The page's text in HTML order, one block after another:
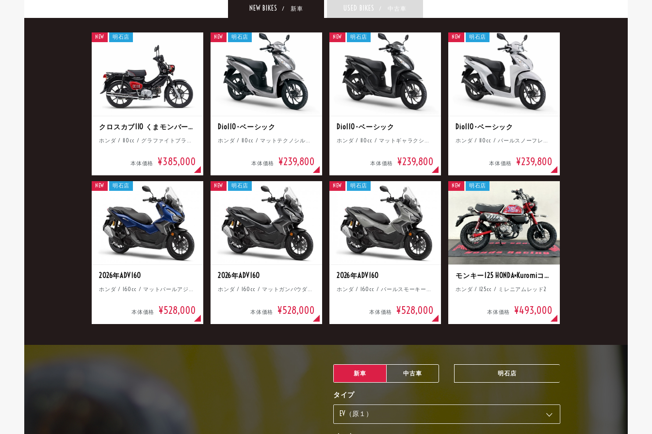
NEW BIKES / 新車 USED BIKES / 中古車
クロスカブ110 くまモンバージョン
ホンダ / 110cc / グラファイトブラック
本体価格 ¥385,000
NEW 明石店
Dio110･ベーシック
ホンダ / 110cc / マットテクノシルバーメタリック
本体価格 ¥239,800
NEW 明石店
Dio110･ベーシック
ホンダ / 110cc / マットギャラクシーブラックメタリック
本体価格 ¥239,800
NEW 明石店
Dio110･ベーシック
ホンダ / 110cc / パールスノーフレークホワイト
本体価格 ¥239,800
NEW 明石店
2026年ADV160
ホンダ / 160cc / マットパールアジャイルブルー
本体価格 ¥528,000
NEW 明石店
2026年ADV160
ホンダ / 160cc / マットガンパウダーブラックメタリック
本体価格 ¥528,000
NEW 明石店
2026年ADV160
ホンダ / 160cc / パールスモーキーグレー
本体価格 ¥528,000
NEW 明石店
モンキー125 HONDA×Kuromiコラボ
ホンダ / 125cc / ミレニアムレッド2
本体価格 ¥493,000
NEW 明石店
新車 中古車 明石店
タイプ